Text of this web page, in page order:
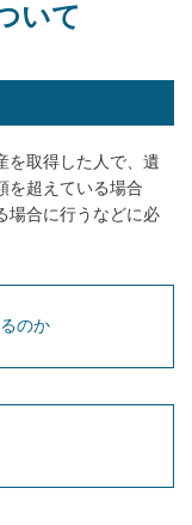
いて
を取得した人で、遺
を超えている場合
場合に行うなどに必
のか